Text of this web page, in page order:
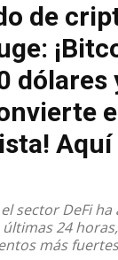
de
dólares
sector DeFi
24
más